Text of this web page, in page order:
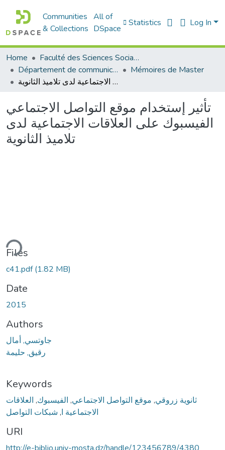
Communities
& Collections
All of
DSpace
Statistics Log In
Home
Faculté des Sciences Sociales
Département de communication
Mémoires de Master
تأثير إستخدام موقع التواصل الاجتماعي الفيسبوك على العلاقات الاجتماعية لدى تلاميذ الثانوية
تأثير إستخدام موقع التواصل الاجتماعي
الفيسبوك على العلاقات الاجتماعية لدى
تلاميذ الثانوية
Files
c41.pdf(1.82 MB)
Date
2015
Authors
جاوتسي, أمال
رقيق, حليمة
Keywords
ثانوية زروقي, موقع التواصل الاجتماعي, الفيسبوك, العلاقات
الاجتماعية ا, شبكات التواصل
URI